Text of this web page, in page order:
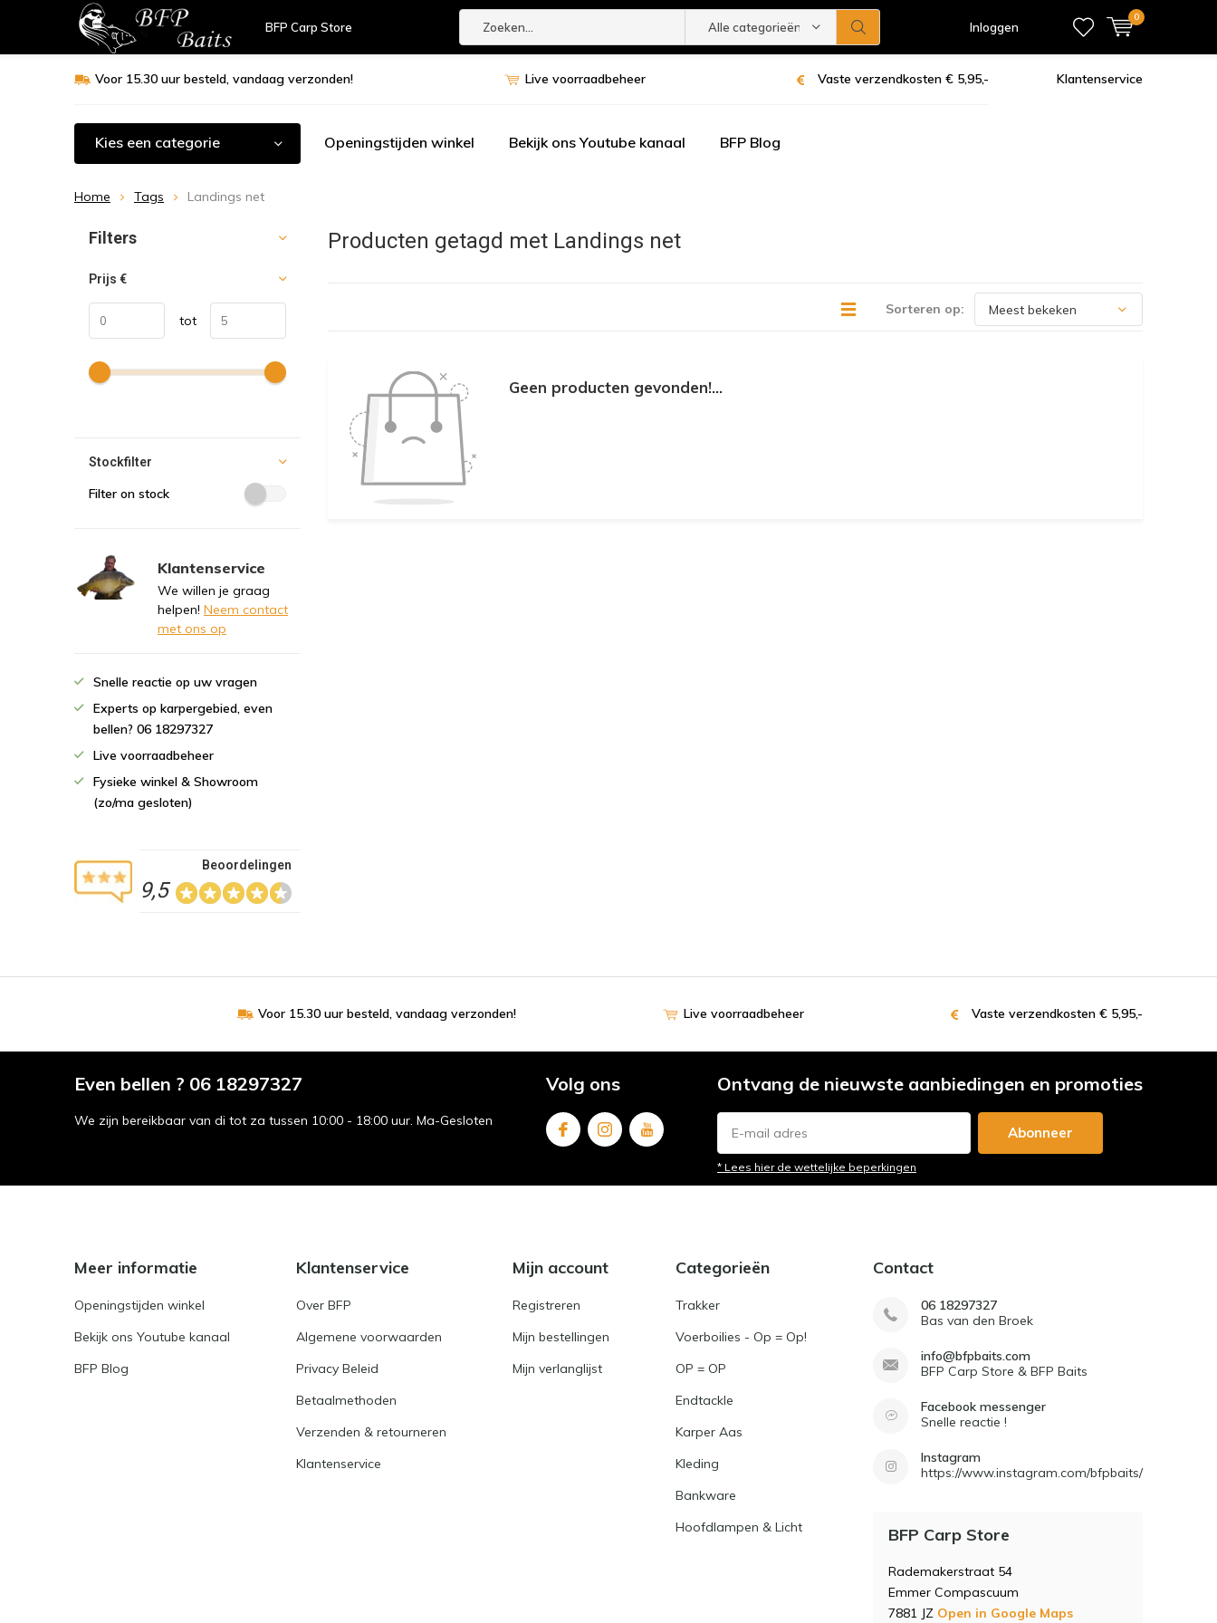
BFP Carp Store Alle categorieën Inloggen
0
Voor 15.30 uur besteld, vandaag verzonden! Live voorraadbeheer Vaste verzendkosten € 5,95,- Klantenservice
Kies een categorie Openingstijden winkel Bekijk ons Youtube kanaal BFP Blog
Home Tags Landings net
Producten getagd met Landings net
Sorteren op:
Geen producten gevonden!...
Sorteren op:
Filters
Prijs €
tot
Stockfilter
Filter on stock
Klantenservice
We willen je graag
helpen! Neem contact
met ons op
Snelle reactie op uw vragen
Experts op karpergebied, even
bellen? 06 18297327
Live voorraadbeheer
Fysieke winkel & Showroom
(zo/ma gesloten)
9,5
Beoordelingen
Voor 15.30 uur besteld, vandaag verzonden! Live voorraadbeheer Vaste verzendkosten € 5,95,-
Even bellen ? 06 18297327
We zijn bereikbaar van di tot za tussen 10:00 - 18:00 uur. Ma-Gesloten
Volg ons Ontvang de nieuwste aanbiedingen en promoties
Abonneer
* Lees hier de wettelijke beperkingen
Meer informatie
Openingstijden winkel
Bekijk ons Youtube kanaal
BFP Blog
Klantenservice
Over BFP
Algemene voorwaarden
Privacy Beleid
Betaalmethoden
Verzenden & retourneren
Klantenservice
Mijn account
Registreren
Mijn bestellingen
Mijn verlanglijst
Categorieën
Trakker
Voerboilies - Op = Op!
OP = OP
Endtackle
Karper Aas
Kleding
Bankware
Hoofdlampen & Licht
Contact
06 18297327
Bas van den Broek
info@bfpbaits.com
BFP Carp Store & BFP Baits
Facebook messenger
Snelle reactie !
Instagram
https://www.instagram.com/bfpbaits/
BFP Carp Store
Rademakerstraat 54
Emmer Compascuum
7881 JZ Open in Google Maps